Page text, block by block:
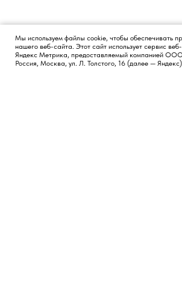
Появился
Мы используем файлы cookie, чтобы обеспечивать
нашего веб-сайта. Этот сайт использует сервис
Яндекс Метрика, предоставляемый компанией
Россия, Москва, ул. Л. Толстого, 16 (далее —